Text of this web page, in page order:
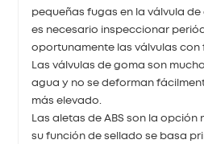
pequeñas fugas en la válvula de
es necesario inspeccionar
oportunamente las válvulas con
Las válvulas de goma son
agua y no se deforman
más elevado.
Las aletas de ABS son la
su función de sellado se basa